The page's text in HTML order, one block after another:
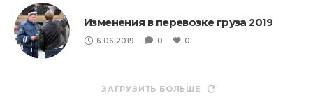
Изменения в перевозке груза 2019
6.06.2019 0 0
ЗАГРУЗИТЬ БОЛЬШЕ